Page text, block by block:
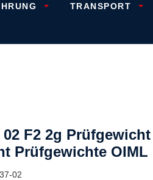
TRANSPORT
02 F2 2g
Prüfgewichte OIML
02